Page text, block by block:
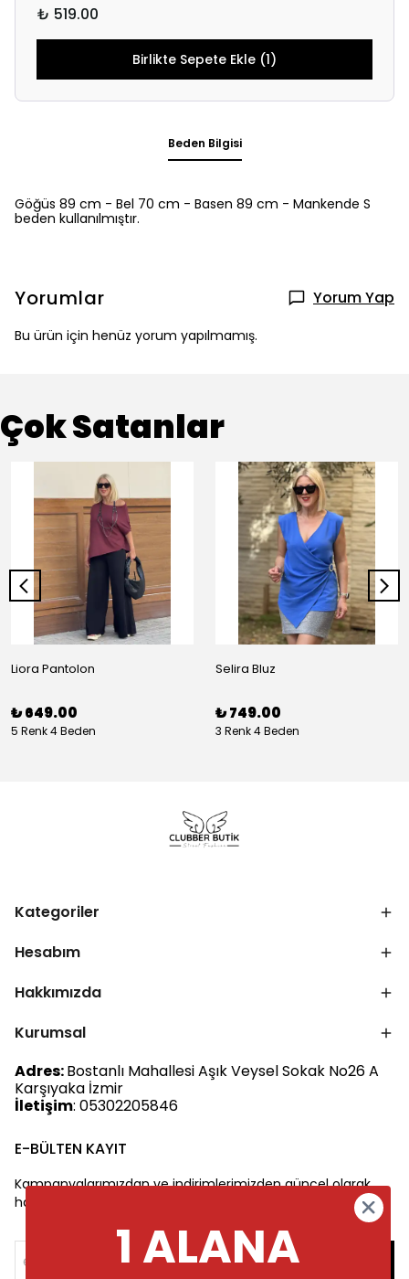
₺ 519.00
Birlikte Sepete Ekle (1)
Beden Bilgisi
Göğüs 89 cm - Bel 70 cm - Basen 89 cm - Mankende S
beden kullanılmıştır.
Yorumlar Yorum Yap
Bu ürün için henüz yorum yapılmamış.
Çok Satanlar
Liora Pantolon
₺ 649.00
5 Renk 4 Beden
Selira Bluz
₺ 749.00
3 Renk 4 Beden
Kategoriler
Hesabım
Hakkımızda
Kurumsal
Adres:Bostanlı Mahallesi Aşık Veysel Sokak No26 A
Karşıyaka İzmir
İletişim: 05302205846
E-BÜLTEN KAYIT
Kampanyalarımızdan ve indirimlerimizden güncel olarak
haberdar olun.
1 ALANA